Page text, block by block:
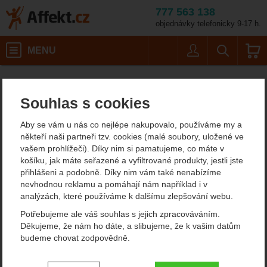
Souhlas s cookies
Aby se vám u nás co nejlépe nakupovalo, používáme my a
někteří naši partneři tzv. cookies (malé soubory, uložené ve
vašem prohlížeči). Díky nim si pamatujeme, co máte v
košíku, jak máte seřazené a vyfiltrované produkty, jestli jste
přihlášeni a podobně. Díky nim vám také nenabízíme
nevhodnou reklamu a pomáhají nám například i v
analýzách, které používáme k dalšímu zlepšování webu.
Potřebujeme ale váš souhlas s jejich zpracováváním.
Děkujeme, že nám ho dáte, a slibujeme, že k vašim datům
budeme chovat zodpovědně.
Nastavení souhlasů s kategoriemi
777 563 138
objednávky telefonicky 9-17 h.
MENU
Pinguin
Pinguin Table M
Fotografie